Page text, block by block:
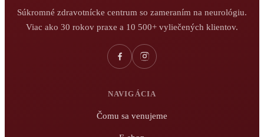
Súkromné zdravotnícke centrum so zameraním na neurológiu.
Viac ako 30 rokov praxe a 10 500+ vyliečených klientov.
NAVIGÁCIA
Čomu sa venujeme